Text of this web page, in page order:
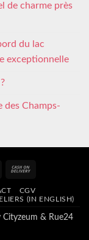
de charme près
du lac
exceptionnelle
des Champs-
MasterCard
Delivery
CGV
(IN ENGLISH)
Cityzeum & Rue24